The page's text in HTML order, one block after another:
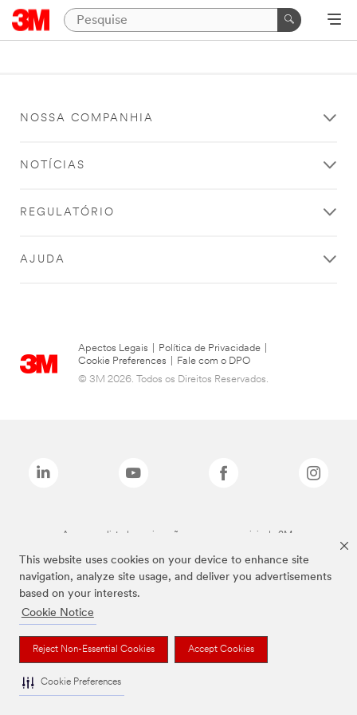
This website uses cookies on your device to enhance site
navigation, analyze site usage, and deliver you advertisements
based on your interests.
Cookie Notice
Reject Non-Essential Cookies Accept Cookies
Cookie Preferences
NOSSA COMPANHIA
NOTÍCIAS
REGULATÓRIO
AJUDA
Apectos Legais Política de Privacidade
Cookie Preferences
Fale com o DPO
© 3M 2026. Todos os Direitos Reservados.
As marcas listadas a cima são marcas comerciais da 3M.